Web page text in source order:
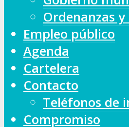
Ordenanzas
Empleo público
Agenda
Cartelera
Contacto
Teléfonos de
Compromiso